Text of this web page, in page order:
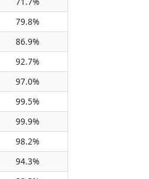
79.8%
86.9%
92.7%
97.0%
99.5%
99.9%
98.2%
94.3%